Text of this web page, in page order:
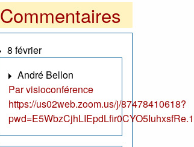
Commentaires
8 février
André Bellon
Par visioconférence
https://us02web.zoom.us/j/87478410618?